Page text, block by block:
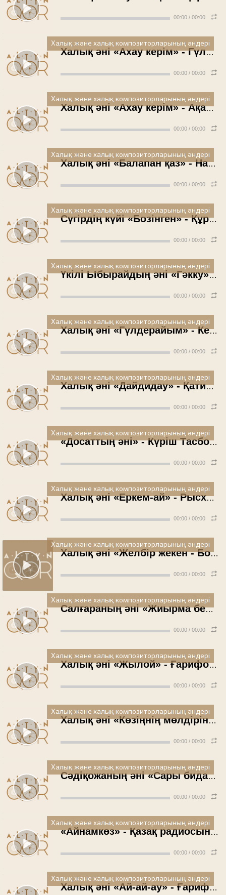
00:00 / 00:00
Халық әні «Ахау керім» - Гүлмайдан Сүндетова
00:00 / 00:00
Халық және халық композиторларының әндері
Халық әні «Ахау керім» - Ақалтын Бекболатова
00:00 / 00:00
Халық және халық композиторларының әндері
Халық әні «Балапан қаз» - Надия Артықбаева
00:00 / 00:00
Халық және халық композиторларының әндері
Сүгірдің күйі «Бозінген» - Құрманғазы атындағы халық аспаптар оркестрі
00:00 / 00:00
Халық және халық композиторларының әндері
Үкілі Ыбырайдың әні «Гәкку» - Жұмағаным Рахымова
00:00 / 00:00
Халық және халық композиторларының әндері
Халық әні «Гүлдерайым» - Келіс Теңелбаев
00:00 / 00:00
Халық және халық композиторларының әндері
Халық әні «Дайдидау» - Қатимолла Бердіғалиев
00:00 / 00:00
Халық және халық композиторларының әндері
«Досаттың әні» - Күріш Тасболатов
00:00 / 00:00
Халық және халық композиторларының әндері
Халық әні «Еркем-ай» - Рысхан Шаушиева
00:00 / 00:00
Халық және халық композиторларының әндері
Халық әні «Желбір жекен - Болат Сыбанов
00:00 / 00:00
Халық және халық композиторларының әндері
Салғараның әні «Жиырма бес» - Мәдениет Ешекеев
00:00 / 00:00
Халық және халық композиторларының әндері
Халық әні «Жылой» - Ғарифолла Құрманғалиев
00:00 / 00:00
Халық және халық композиторларының әндері
Халық әні «Көзіңнің мөлдірін-ай» - Гүлзира Бөкейханқызы
00:00 / 00:00
Халық және халық композиторларының әндері
Сәдіқожаның әні «Сары бидай» - Абылайхан Қармысов
00:00 / 00:00
Халық және халық композиторларының әндері
«Айнамкөз» - Қазақ радиосының камералық оркестрі
00:00 / 00:00
Халық және халық композиторларының әндері
Халық әні «Ай-ай-ау» - Ғарифолла Құрманғалиев
Халық және халық композиторларының әндері